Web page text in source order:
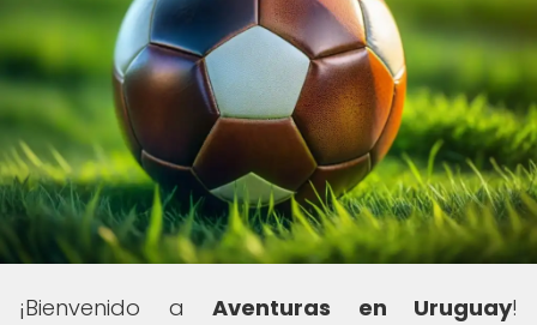
¡Bienvenido a Aventuras en Uruguay!